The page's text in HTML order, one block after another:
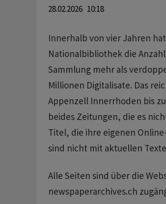
28.02.2026 10:18
Innerhalb von vier Jahren
Nationalbibliothek die
Sammlung mehr als
Millionen Digitalisate. Das
Appenzell Innerrhoden bis
beides Zeitungen, die es
Titel, die ihre eigenen
sind nicht mit aktuellen
Alle Seiten sind über die
newspaperarchives.ch